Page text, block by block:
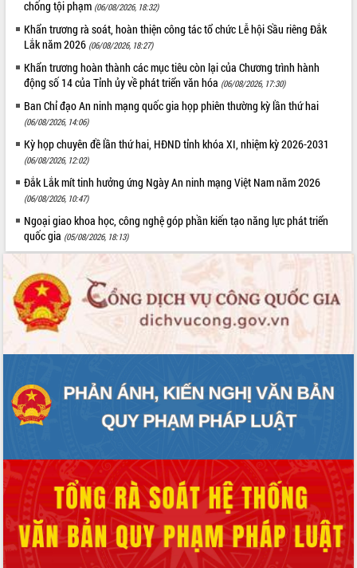
Hội thảo góp ý hồ sơ điều chỉnh quy
hoạch tỉnh Đắk Lắk thời kỳ 2021-2030,
tầm nhìn đến năm 2050
doanh nghiệp nhà nước
Hội nghị triển khai kết nối mạng
truyền số liệu chuyên dùng phục vụ cơ
quan Đảng, Nhà nước
Lễ phát động chuỗi hoạt động chung
tay làm sạch môi trường
Xã Ea Kar bước chuyển mình trong
công tác cải cách hành chính mô hình
UBND tỉnh họp báo định kỳ tháng 4
năm 2026
Hội thảo khoa học “Giải pháp thúc đẩy
phát triển nền kinh tế xanh tại tỉnh
Đắk Lắk”
Tăng cường giám sát, đôn đốc thực
hiện nhiệm vụ quản lý tài sản công
hàng tuần
công tác cải cách thủ tục hành chính
tại Trung tâm Phục vụ hành chính
công tỉnh
thi Sáng tạo Kỹ thuật 2024 - 2025
Đắk Lắk rà soát, điều chỉnh Đề án 190
về phát triển nuôi trồng thủy sản
Phó Chủ tịch UBND tỉnh Đắk Lắk
Trương Công Thái kiểm tra thực địa
Dự án cao tốc Khánh Hòa - Buôn Ma
Thuột
chống tội phạm (06/08/2026, 18:32)
Khẩn trương rà soát, hoàn thiện công tác tổ chức Lễ hội Sầu riêng Đắk
Lắk năm 2026 (06/08/2026, 18:27)
Khẩn trương hoàn thành các mục tiêu còn lại của Chương trình hành
động số 14 của Tỉnh ủy về phát triển văn hóa (06/08/2026, 17:30)
Ban Chỉ đạo An ninh mạng quốc gia họp phiên thường kỳ lần thứ hai
(06/08/2026, 14:06)
Kỳ họp chuyên đề lần thứ hai, HĐND tỉnh khóa XI, nhiệm kỳ 2026-2031
(06/08/2026, 12:02)
Đắk Lắk mít tinh hưởng ứng Ngày An ninh mạng Việt Nam năm 2026
(06/08/2026, 10:47)
Ngoại giao khoa học, công nghệ góp phần kiến tạo năng lực phát triển
quốc gia (05/08/2026, 18:13)